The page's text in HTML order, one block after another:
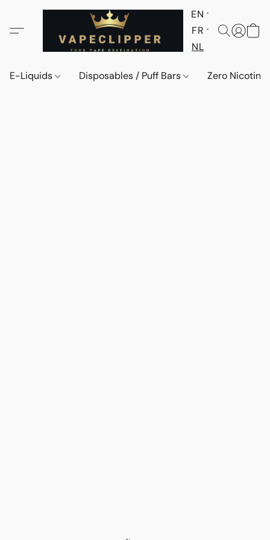
EN
FR
NL
E-Liquids Disposables / Puff Bars Zero Nicotine